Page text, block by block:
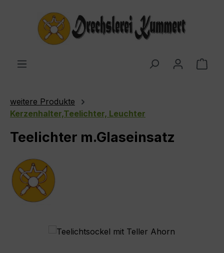
Zum Hauptinhalt springen
weitere Produkte
Kerzenhalter,Teelichter, Leuchter
Teelichter m.Glaseinsatz
Bildergalerie überspringen